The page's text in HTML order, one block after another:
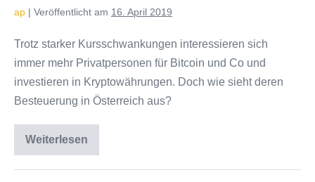
ap | Veröffentlicht am 16. April 2019
Trotz starker Kursschwankungen interessieren sich
immer mehr Privatpersonen für Bitcoin und Co und
investieren in Kryptowährungen. Doch wie sieht deren
Besteuerung in Österreich aus?
WeiterlesenWissenswertes
über